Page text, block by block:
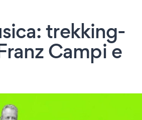
trekking-
Campi e